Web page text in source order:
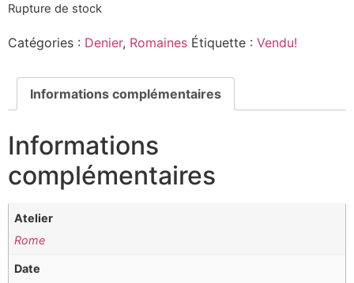
Rupture de stock
Catégories : Denier, Romaines Étiquette : Vendu!
Informations complémentaires
Informations
complémentaires
Atelier
Rome
Date